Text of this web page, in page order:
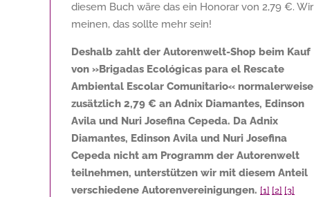
diesem Buch wäre das ein Honorar von 2,79 €. Wir
meinen, das sollte mehr sein!
Deshalb zahlt der Autorenwelt-Shop beim Kauf
von »Brigadas Ecológicas para el Rescate
Ambiental Escolar Comunitario« normalerweise
zusätzlich 2,79 € an Adnix Diamantes, Edinson
Avila und Nuri Josefina Cepeda. Da Adnix
Diamantes, Edinson Avila und Nuri Josefina
Cepeda nicht am Programm der Autorenwelt
teilnehmen, unterstützen wir mit diesem Anteil
verschiedene Autorenvereinigungen. [1] [2] [3]